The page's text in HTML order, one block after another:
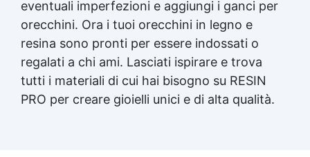
eventuali imperfezioni e aggiungi i ganci per
orecchini. Ora i tuoi orecchini in legno e
resina sono pronti per essere indossati o
regalati a chi ami. Lasciati ispirare e trova
tutti i materiali di cui hai bisogno su RESIN
PRO per creare gioielli unici e di alta qualità.